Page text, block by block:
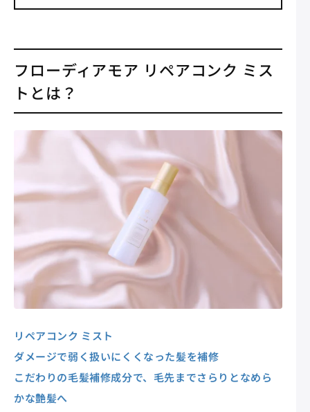
フローディアモア リペアコンク ミス
トとは？
リペアコンク ミスト
ダメージで弱く扱いにくくなった髪を補修
こだわりの毛髪補修成分で、毛先までさらりとなめら
かな艶髪へ